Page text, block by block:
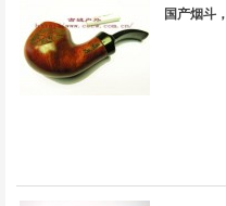
国产烟斗